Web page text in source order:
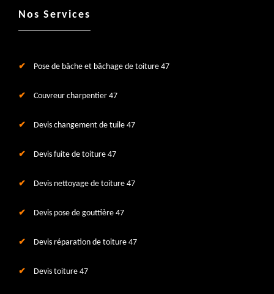
Nos Services
Pose de bâche et bâchage de toiture 47
Couvreur charpentier 47
Devis changement de tuile 47
Devis fuite de toiture 47
Devis nettoyage de toiture 47
Devis pose de gouttière 47
Devis réparation de toiture 47
Devis toiture 47